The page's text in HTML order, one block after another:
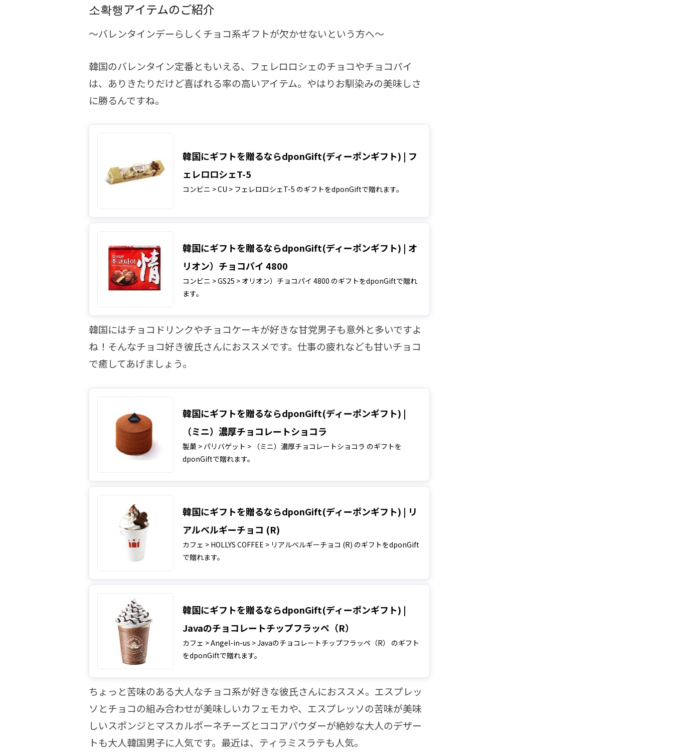
소확행アイテムのご紹介
～バレンタインデーらしくチョコ系ギフトが欠かせないという方へ～
韓国のバレンタイン定番ともいえる、フェレロロシェのチョコやチョコパイ
は、ありきたりだけど喜ばれる率の高いアイテム。やはりお馴染みの美味しさ
に勝るんですね。
韓国にギフトを贈るならdponGift(ディーポンギフト) | フ
ェレロロシェT-5
コンビニ > CU > フェレロロシェT-5 のギフトをdponGiftで贈れます。
韓国にギフトを贈るならdponGift(ディーポンギフト) | オ
リオン）チョコパイ 4800
コンビニ > GS25 > オリオン）チョコパイ 4800 のギフトをdponGiftで贈れ
ます。
韓国にはチョコドリンクやチョコケーキが好きな甘党男子も意外と多いですよ
ね！そんなチョコ好き彼氏さんにおススメです。仕事の疲れなども甘いチョコ
で癒してあげましょう。
韓国にギフトを贈るならdponGift(ディーポンギフト) |
（ミニ）濃厚チョコレートショコラ
製菓 > パリバゲット > （ミニ）濃厚チョコレートショコラ のギフトを
dponGiftで贈れます。
韓国にギフトを贈るならdponGift(ディーポンギフト) | リ
アルベルギーチョコ (R)
カフェ > HOLLYS COFFEE > リアルベルギーチョコ (R) のギフトをdponGift
で贈れます。
韓国にギフトを贈るならdponGift(ディーポンギフト) |
Javaのチョコレートチップフラッペ（R）
カフェ > Angel-in-us > Javaのチョコレートチップフラッペ（R） のギフト
をdponGiftで贈れます。
ちょっと苦味のある大人なチョコ系が好きな彼氏さんにおススメ。エスプレッ
ソとチョコの組み合わせが美味しいカフェモカや、エスプレッソの苦味が美味
しいスポンジとマスカルポーネチーズとココアパウダーが絶妙な大人のデザー
トも大人韓国男子に人気です。最近は、ティラミスラテも人気。